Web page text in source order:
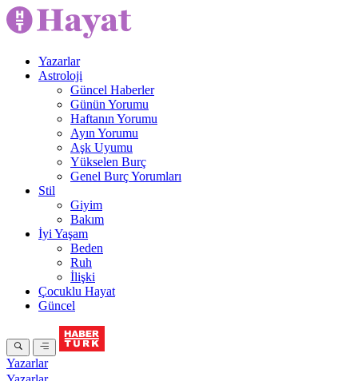
Yazarlar
Astroloji
Güncel Haberler
Günün Yorumu
Haftanın Yorumu
Ayın Yorumu
Aşk Uyumu
Yükselen Burç
Genel Burç Yorumları
Stil
Giyim
Bakım
İyi Yaşam
Beden
Ruh
İlişki
Çocuklu Hayat
Güncel
Yazarlar